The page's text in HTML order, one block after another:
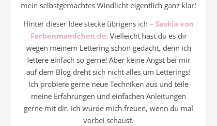
mein selbstgemachtes Windlicht eigentlich ganz klar!
Hinter dieser Idee stecke übrigens ich – Saskia von
Farbenmaedchen.de. Vielleicht hast du es dir
wegen meinem Lettering schon gedacht, denn ich
lettere einfach so gerne! Aber keine Angst bei mir
auf dem Blog dreht sich nicht alles um Letterings!
Ich probiere gerne neue Techniken aus und teile
meine Erfahrungen und einfachen Anleitungen
gerne mit dir. Ich würde mich freuen, wenn du mal
vorbei schaust.